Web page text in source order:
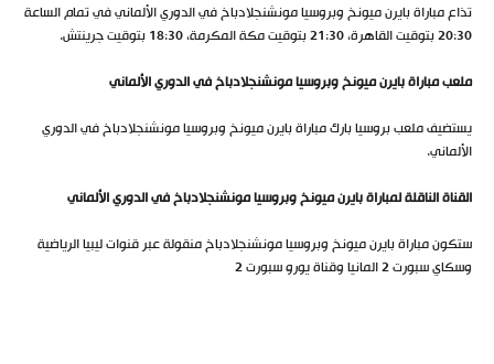
تذاع مباراة بايرن ميونخ وبروسيا مونشنجلادباخ في الدوري الألماني في تمام الساعة
20:30 بتوقيت القاهرة، 21:30 بتوقيت مكة المكرمة، 18:30 بتوقيت جرينتش.
ملعب مباراة بايرن ميونخ وبروسيا مونشنجلادباخ في الدوري الألماني
يستضيف ملعب بروسيا بارك مباراة بايرن ميونخ وبروسيا مونشنجلادباخ في الدوري
الألماني.
القناة الناقلة لمباراة بايرن ميونخ وبروسيا مونشنجلادباخ في الدوري الألماني
ستكون مباراة بايرن ميونخ وبروسيا مونشنجلادباخ منقولة عبر قنوات ليبيا الرياضية
وسكاي سبورت 2 المانيا وقناة يورو سبورت 2